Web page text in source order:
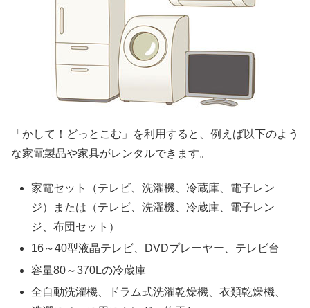
「かして！どっとこむ」を利用すると、例えば以下のよう
な家電製品や家具がレンタルできます。
家電セット（テレビ、洗濯機、冷蔵庫、電子レン
ジ）または（テレビ、洗濯機、冷蔵庫、電子レン
ジ、布団セット）
16～40型液晶テレビ、DVDプレーヤー、テレビ台
容量80～370Lの冷蔵庫
全自動洗濯機、ドラム式洗濯乾燥機、衣類乾燥機、